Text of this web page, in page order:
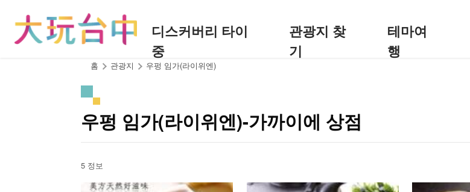
디스커버리 타이
중
관광지 찾
기
테마여
행
홈 관광지 우펑 임가(라이위엔)
우펑 임가(라이위엔)-가까이에 상점
5 정보